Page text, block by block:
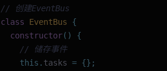
// 创建EventBus
class EventBus {
  constructor
()
{
    // 储存事件
    this.
tasks = {};